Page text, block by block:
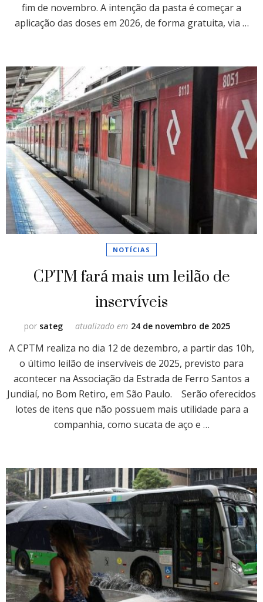
fim de novembro. A intenção da pasta é começar a
aplicação das doses em 2026, de forma gratuita, via …
NOTÍCIAS
CPTM fará mais um leilão de
inservíveis
por sateg atualizado em 24 de novembro de 2025
A CPTM realiza no dia 12 de dezembro, a partir das 10h,
o último leilão de inservíveis de 2025, previsto para
acontecer na Associação da Estrada de Ferro Santos a
Jundiaí, no Bom Retiro, em São Paulo. Serão oferecidos
lotes de itens que não possuem mais utilidade para a
companhia, como sucata de aço e …